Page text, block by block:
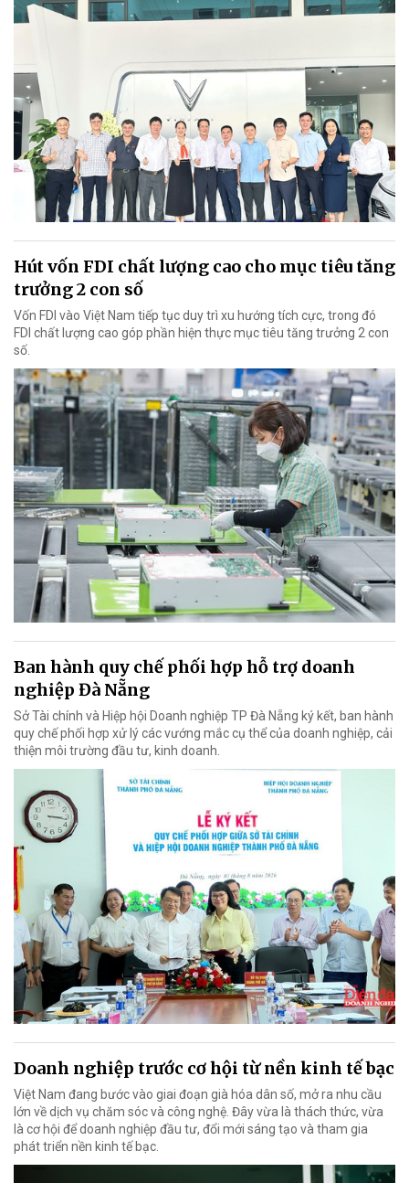
Hút vốn FDI chất lượng cao cho mục tiêu tăng
trưởng 2 con số
Vốn FDI vào Việt Nam tiếp tục duy trì xu hướng tích cực, trong đó
FDI chất lượng cao góp phần hiện thực mục tiêu tăng trưởng 2 con
số.
Ban hành quy chế phối hợp hỗ trợ doanh
nghiệp Đà Nẵng
Sở Tài chính và Hiệp hội Doanh nghiệp TP Đà Nẵng ký kết, ban hành
quy chế phối hợp xử lý các vướng mắc cụ thể của doanh nghiệp, cải
thiện môi trường đầu tư, kinh doanh.
Doanh nghiệp trước cơ hội từ nền kinh tế bạc
Việt Nam đang bước vào giai đoạn già hóa dân số, mở ra nhu cầu
lớn về dịch vụ chăm sóc và công nghệ. Đây vừa là thách thức, vừa
là cơ hội để doanh nghiệp đầu tư, đổi mới sáng tạo và tham gia
phát triển nền kinh tế bạc.